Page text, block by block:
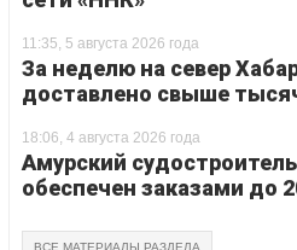
11:35, 5 августа 2026 года
За неделю на север
доставлено свыше
18:06, 4 августа 2026 года
Амурский
обеспечен заказами до
ВСЕ МАТЕРИАЛЫ РАЗДЕЛА